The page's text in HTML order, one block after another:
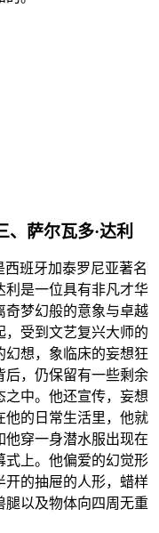
、 萨尔瓦多·达利
西班牙加泰罗尼亚著名
利是一位具有非凡才华
奇梦幻般的意象与卓越
，受到文艺复兴大师的
幻想，象临床的妄想狂
后，仍保留有一些剩余
之中。他还宣传，妄想
他的日常生活里，他就
他穿一身潜水服出现在
式上。他偏爱的幻觉形
开的抽屉的人形，蜡样
腿以及物体向四周无重